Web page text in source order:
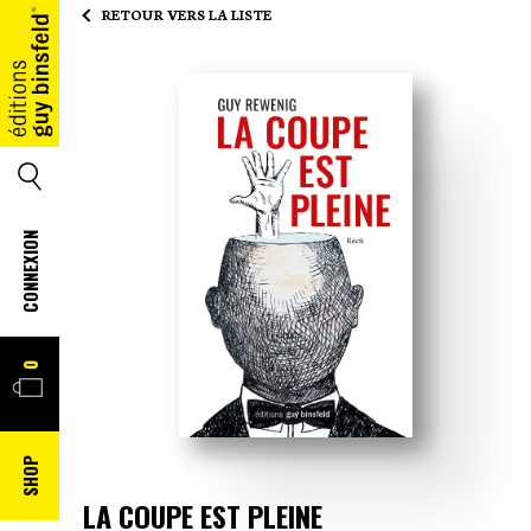
ACCUEIL
SEARCH
CONNEXION
PANIER
0
SHOP
RETOUR VERS LA LISTE
LA COUPE EST PLEINE